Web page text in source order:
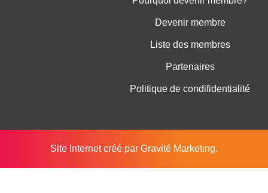
Devenir membre
Liste des membres
Partenaires
Politique de condifidentialité
Site Internet créé par Gravité Marketing.